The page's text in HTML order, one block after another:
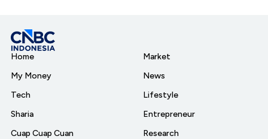
Home
My Money
Tech
Sharia
Cuap Cuap Cuan
Market
News
Lifestyle
Entrepreneur
Research